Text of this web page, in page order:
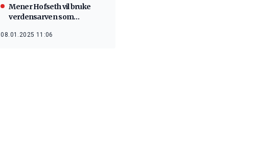
Mener Hofseth vil bruke
verdensarven som
08.01.2025 11:06